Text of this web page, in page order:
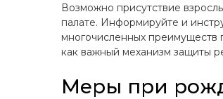
Возможно присутствие
палате. Информируйте и
многочисленных преимуществ
как важный механизм защиты
Меры при